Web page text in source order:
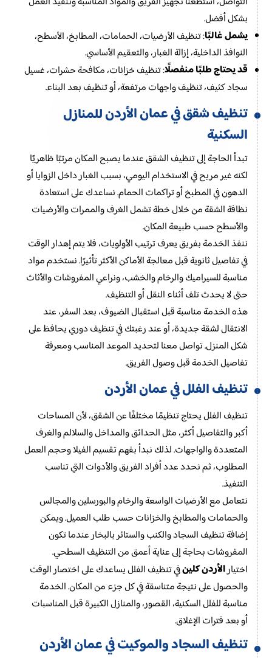
بشكل أفضل.
يشمل غالبًا: تنظيف الأرضيات، الحمامات، المطابخ، الأسطح،
النوافذ الداخلية، إزالة الغبار، والتعقيم الأساسي.
قد يحتاج طلبًا منفصلًا: تنظيف خزانات، مكافحة حشرات، غسيل
سجاد كثيف، تنظيف واجهات مرتفعة، أو تنظيف بعد البناء.
تنظيف شقق في عمان الأردنللمنازل
السكنية
تبدأ الحاجة إلى تنظيف الشقق عندما يصبح المكان مرتبًا ظاهريًا
لكنه غير مريح في الاستخدام اليومي، بسبب الغبار داخل الزوايا أو
الدهون في المطبخ أو تراكمات الحمام. نساعدك على استعادة
نظافة الشقة من خلال خطة تشمل الغرف والممرات والأرضيات
والأسطح حسب طبيعة المكان.
ننفذ الخدمة بفريق يعرف ترتيب الأولويات، فلا يتم إهدار الوقت
في تفاصيل ثانوية قبل معالجة الأماكن الأكثر تأثيرًا. نستخدم مواد
مناسبة للسيراميك والرخام والخشب، ونراعي المفروشات والأثاث
حتى لا يحدث تلف أثناء النقل أو التنظيف.
هذه الخدمة مناسبة قبل استقبال الضيوف، بعد السفر، عند
الانتقال لشقة جديدة، أو عند رغبتك في تنظيف دوري يحافظ على
شكل المنزل. تواصل معنا لتحديد الموعد المناسب ومعرفة
تفاصيل الخدمة قبل وصول الفريق.
تنظيف الفلل في عمان الأردن
تنظيف الفلل يحتاج تنظيمًا مختلفًا عن الشقق، لأن المساحات
أكبر والتفاصيل أكثر، مثل الحدائق والمداخل والسلالم والغرف
المتعددة والواجهات. لذلك نبدأ بفهم تقسيم الفيلا وحجم العمل
المطلوب، ثم نحدد عدد أفراد الفريق والأدوات التي تناسب
التنفيذ.
نتعامل مع الأرضيات الواسعة والرخام والبورسلين والمجالس
والحمامات والمطابخ والخزانات حسب طلب العميل. ويمكن
إضافة تنظيف السجاد والكنب والستائر بالبخار عندما تكون
المفروشات بحاجة إلى عناية أعمق من التنظيف السطحي.
اختيارالأردن كلينفي تنظيف الفلل يساعدك على اختصار الوقت
والحصول على نتيجة متناسقة في كل جزء من المكان. الخدمة
مناسبة للفلل السكنية، القصور، والمنازل الكبيرة قبل المناسبات
أو بعد فترات الإغلاق.
تنظيف السجاد والموكيت في عمان الأردن